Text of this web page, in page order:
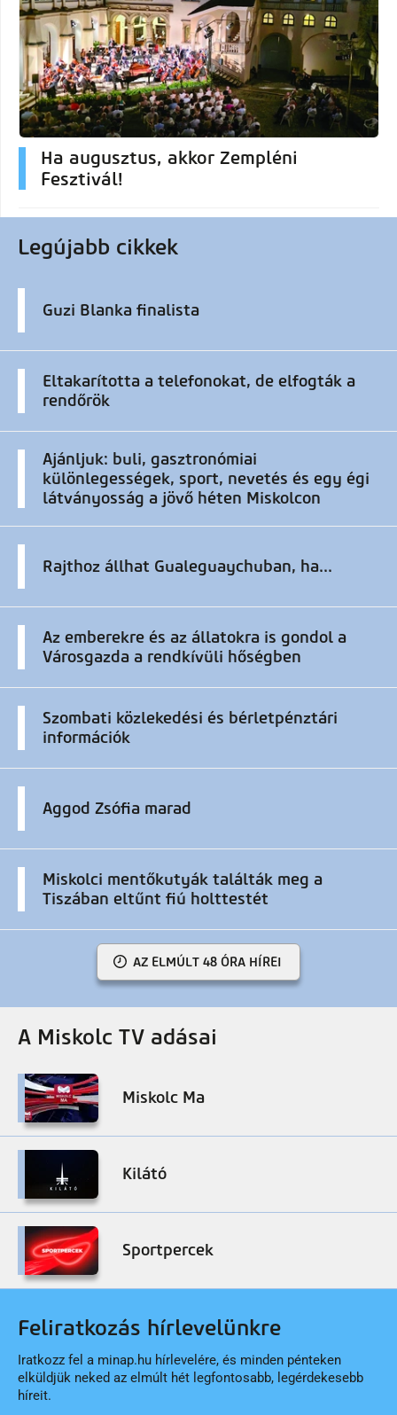
Ha augusztus, akkor Zempléni
Fesztivál!
Legújabb cikkek
Guzi Blanka finalista
Eltakarította a telefonokat, de elfogták a
rendőrök
Ajánljuk: buli, gasztronómiai
különlegességek, sport, nevetés és egy égi
látványosság a jövő héten Miskolcon
Rajthoz állhat Gualeguaychuban, ha...
Az emberekre és az állatokra is gondol a
Városgazda a rendkívüli hőségben
Szombati közlekedési és bérletpénztári
információk
Aggod Zsófia marad
Miskolci mentőkutyák találták meg a
Tiszában eltűnt fiú holttestét
AZ ELMÚLT 48 ÓRA HÍREI
A Miskolc TV adásai
Miskolc Ma
Kilátó
Sportpercek
Feliratkozás hírlevelünkre
Iratkozz fel a minap.hu hírlevelére, és minden pénteken
elküldjük neked az elmúlt hét legfontosabb, legérdekesebb
híreit.